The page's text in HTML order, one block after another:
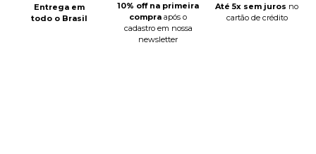
Entrega em
todo o Brasil
10% off na primeira
compra após o
cadastro em nossa
newsletter
Até 5x sem juros no
cartão de crédito